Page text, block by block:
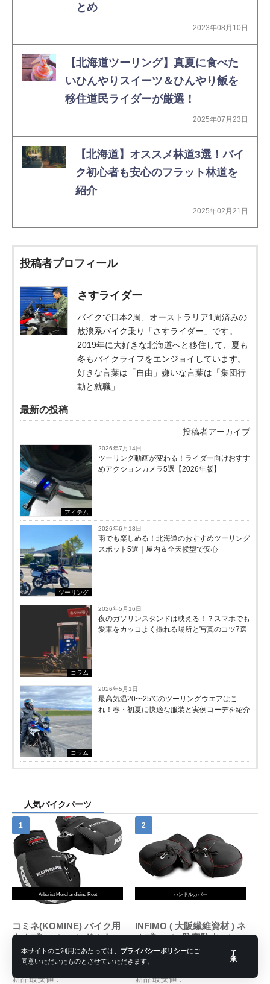
本サイトのご利用にあたっては、 プライバシーポリシーにご
同意いただいたものとさせていただきます。
了
承
とめ
2023年08月10日
【北海道ツーリング】真夏に食べた
いひんやりスイーツ＆ひんやり飯を
移住道民ライダーが厳選！
2025年07月23日
【北海道】オススメ林道3選！バイ
ク初心者も安心のフラット林道を
紹介
2025年02月21日
投稿者プロフィール
さすライダー
バイクで日本2周、オーストラリア1周済みの
放浪系バイク乗り「さすライダー」です。
2019年に大好きな北海道へと移住して、夏も
冬もバイクライフをエンジョイしています。
好きな言葉は「自由」嫌いな言葉は「集団行
動と就職」
最新の投稿
投稿者アーカイブ
アイテム
2026年7月14日
ツーリング動画が変わる！ライダー向けおすす
めアクションカメラ5選【2026年版】
ツーリング
2026年6月18日
雨でも楽しめる！北海道のおすすめツーリング
スポット5選｜屋内＆全天候型で安心
コラム
2026年5月16日
夜のガソリンスタンドは映える！？スマホでも
愛車をカッコよく撮れる場所と写真のコツ7選
コラム
2026年5月1日
最高気温20〜25℃のツーリングウエアはこ
れ！春・初夏に快適な服装と実例コーデを紹介
人気バイクパーツ
Arborist Merchandising Root
コミネ(KOMINE) バイク用
ネオプレーンハンドルウォ
ーマー/ハンドルカバー ブ
ラック/グレー フリー AK-
商品レビュー・口コミを見る
価格 : ￥2,601
新品最安値 :
ハンドルカバー
INFIMO ( 大阪繊維資材 ) ネ
オプレーン 防寒防水ハンド
ルカバー ブラック WNHC-
03
商品レビュー・口コミを見る
価格 : ￥1,982
新品最安値 :